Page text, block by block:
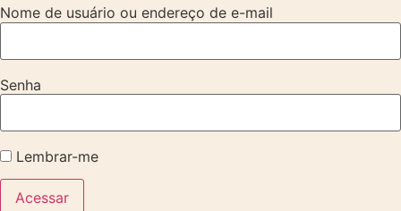
Nome de usuário ou endereço de e-mail
Senha
Lembrar-me